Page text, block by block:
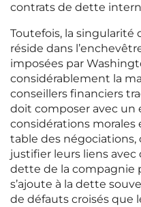
contrats de dette
Toutefois, la singularité
réside dans
imposées par
considérablement la
conseillers financiers
doit composer avec
considérations morales
table des négociations,
justifier leurs liens avec
dette de la compagnie
s’ajoute à la dette
de défauts croisés que